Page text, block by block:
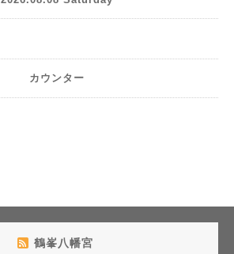
カウンター
鶴峯八幡宮